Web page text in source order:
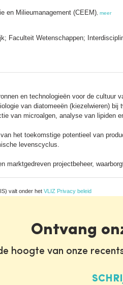
en Milieumanagement (CEEM) meer
Faculteit Wetenschappen;
en technologieën voor de
van diatomeeën (kiezelwieren)
van microalgen, analyse van lipiden
het toekomstige potentieel van
levenscyclus.
marktgedreven projectbeheer,
valt onder het VLIZ Privacy beleid
Ontvang
hoogte van onze